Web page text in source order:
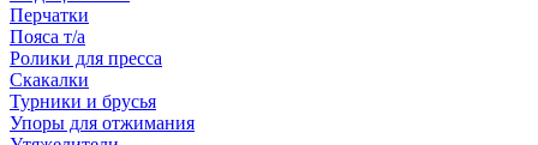
Перчатки
Пояса т/а
Ролики для пресса
Скакалки
Турники и брусья
Упоры для отжимания